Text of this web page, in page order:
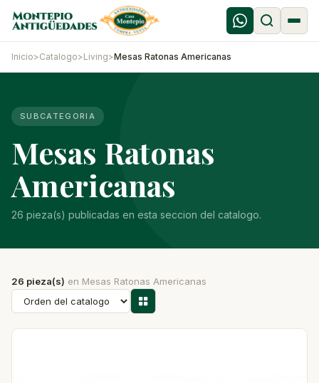
Inicio>Catalogo>Living>Mesas Ratonas Americanas
SUBCATEGORIA
Mesas Ratonas
Americanas
26 pieza(s) publicadas en esta seccion del catalogo.
26 pieza(s) en Mesas Ratonas Americanas